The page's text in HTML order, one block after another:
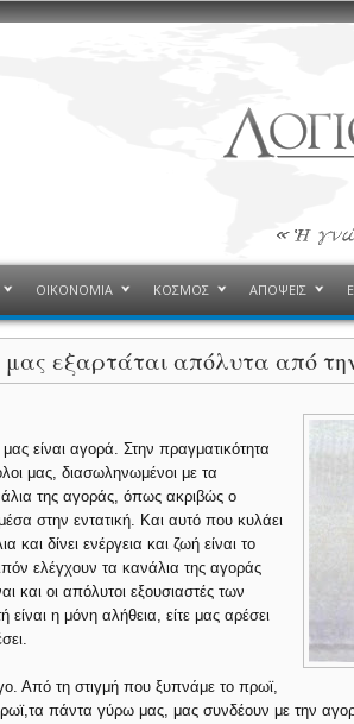
ΟΙΚΟΝΟΜΙΑ ΚΟΣΜΟΣ ΑΠΟΨΕΙΣ
εξαρτάται απόλυτα από
είναι αγορά. Στην πραγματικότητα
μας, διασωληνωμένοι με τα
της αγοράς, όπως ακριβώς ο
στην εντατική. Και αυτό που κυλάει
και δίνει ενέργεια και ζωή είναι το
ελέγχουν τα κανάλια της αγοράς
και οι απόλυτοι εξουσιαστές των
η μόνη αλήθεια, είτε μας αρέσει
Από τη στιγμή που ξυπνάμε το πρωϊ,
πάντα γύρω μας, μας συνδέουν με την